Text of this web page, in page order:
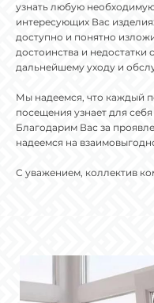
узнать любую
интересующих Вас
доступно и понятно
достоинства и
дальнейшему уходу и
Мы надеемся, что каждый
посещения узнает для
Благодарим Вас за
надеемся на
С уважением, коллектив